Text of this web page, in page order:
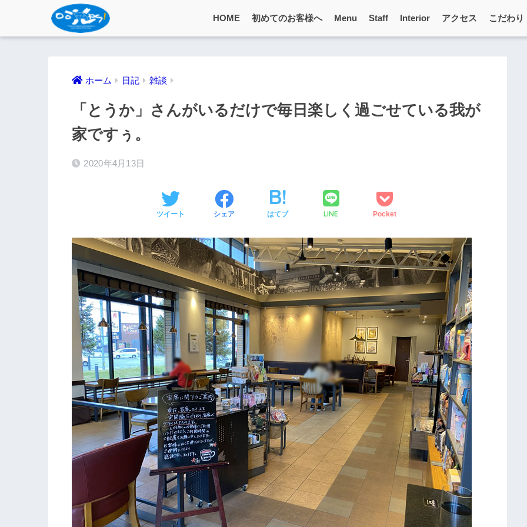
HOME 初めてのお客様へ Menu Staff Interior アクセス こだわり
ホーム 日記 雑談
「とうか」さんがいるだけで毎日楽しく過ごせている我が
家ですぅ。
2020年4月13日
ツイート シェア はてブ LINE Pocket